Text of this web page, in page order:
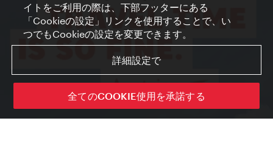
イトをご利用の際は、下部フッターにある
「Cookieの設定」リンクを使用することで、い
つでもCookieの設定を変更できます。
詳細設定で
全てのCOOKIE使用を承諾する